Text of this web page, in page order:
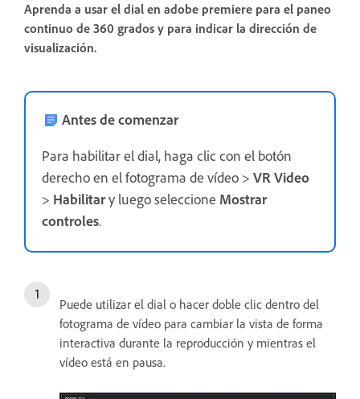
Aprenda a usar el dial en adobe premiere para el paneo
continuo de 360 grados y para indicar la dirección de
visualización.
Antes de comenzar
Para habilitar el dial, haga clic con el botón
derecho en el fotograma de vídeo > VR Video
> Habilitary luego seleccione Mostrar
controles.
Puede utilizar el dial o hacer doble clic dentro del
fotograma de vídeo para cambiar la vista de forma
interactiva durante la reproducción y mientras el
vídeo está en pausa.